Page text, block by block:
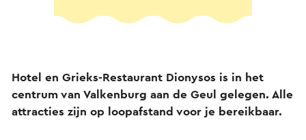
Hotel en Grieks-Restaurant Dionysos is in het
centrum van Valkenburg aan de Geul gelegen. Alle
attracties zijn op loopafstand voor je bereikbaar.